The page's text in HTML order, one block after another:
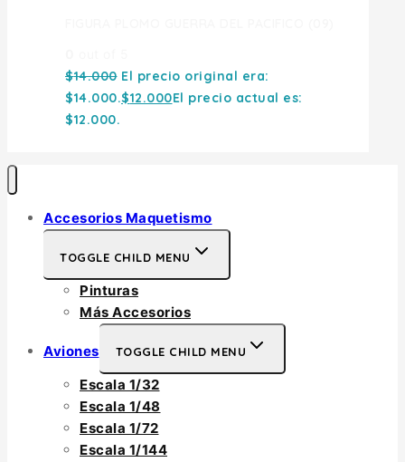
$14.000 El precio original era:
$14.000.$12.000El precio actual es:
$12.000.
Accesorios Maquetismo
TOGGLE CHILD MENU
Pinturas
Más Accesorios
Aviones TOGGLE CHILD MENU
Escala 1/32
Escala 1/48
Escala 1/72
Escala 1/144